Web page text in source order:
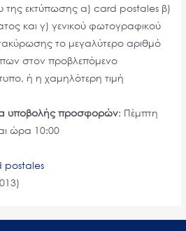
της εκτύπωσης α) card postales β)
και γ) γενικού φωτογραφικού
το μεγαλύτερο αριθμό
στον προβλεπόμενο
ή η χαμηλότερη τιμή
υποβολής προσφορών: Πέμπτη
ώρα 10:00
postales